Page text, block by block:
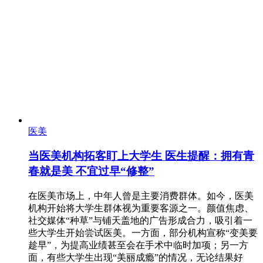
医美
当医美机构拓客盯上大学生 医生提醒：拥有青
春就是美 不宜过早“修整”
在医美市场上，中年人曾是主要消费群体。如今，医美
机构开始将大学生群体视为重要客源之一。颜值焦虑、
社交媒体“种草”与铺天盖地的广告形成合力，吸引着一
些大学生开始尝试医美。一方面，部分机构宣称“变美要
趁早”，为提高业绩甚至会在手术中临时加项；另一方
面，有些大学生出现“美丽成瘾”的情况，无论结果好